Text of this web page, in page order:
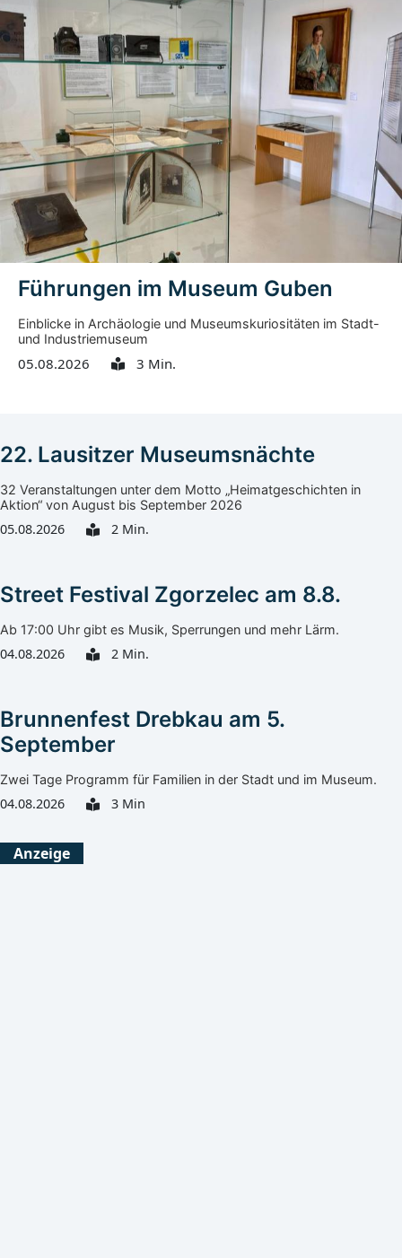
Führungen im Museum Guben
Einblicke in Archäologie und Museumskuriositäten im Stadt-
und Industriemuseum
05.08.2026 3 Min.
22. Lausitzer Museumsnächte
32 Veranstaltungen unter dem Motto „Heimatgeschichten in
Aktion“ von August bis September 2026
05.08.2026 2 Min.
Street Festival Zgorzelec am 8.8.
Ab 17:00 Uhr gibt es Musik, Sperrungen und mehr Lärm.
04.08.2026 2 Min.
Brunnenfest Drebkau am 5.
September
Zwei Tage Programm für Familien in der Stadt und im Museum.
04.08.2026 3 Min
Anzeige
Görlitz
Heute